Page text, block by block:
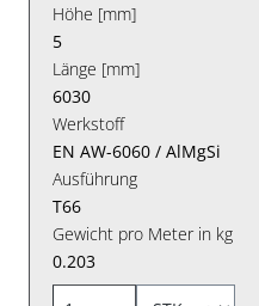
Höhe [mm]
5
Länge [mm]
6030
Werkstoff
EN AW-6060 / AlMgSi
Ausführung
T66
Gewicht pro Meter in kg
0.203